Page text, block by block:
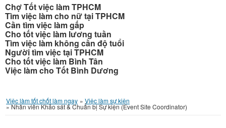
Chợ Tốt việc làm TPHCM
Tìm việc làm cho nữ tại TPHCM
Cần tìm việc làm gấp
Cho tốt việc làm lương tuần
Tìm việc làm không cần độ tuổi
Người tìm việc tại TPHCM
Cho tốt việc làm Bình Tân
Việc làm cho Tốt Bình Dương
Việc làm tốt chốt làm ngay » Việc làm sự kiện
»Nhân viên Khảo sát & Chuẩn bị Sự kiện (Event Site Coordinator)